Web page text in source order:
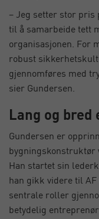
– Jeg setter stor
til å samarbeide tett
organisasjonen. For
robust
gjennomføres med
sier Gundersen.
Lang og
Gundersen er
bygningskonstruktør
Han startet sin
han gikk videre til
sentrale roller
betydelig